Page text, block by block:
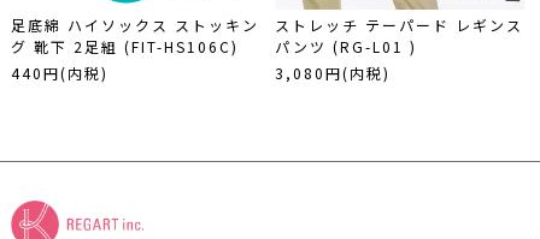
足底綿 ハイソックス ストッキン
グ 靴下 2足組 (FIT-HS106C)
440円(内税)
ストレッチ テーパード レギンス
パンツ (RG-L01 )
3,080円(内税)